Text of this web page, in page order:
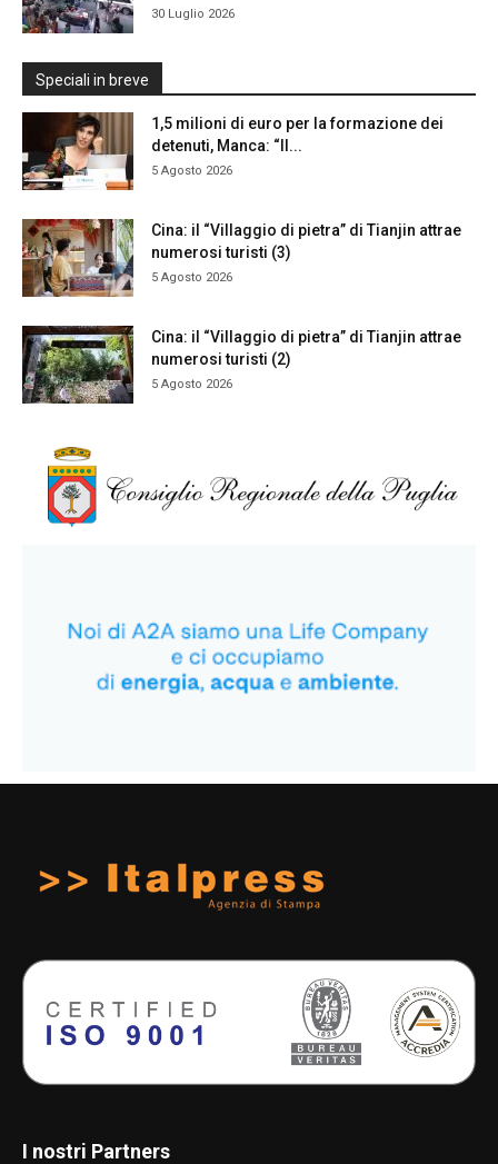
30 Luglio 2026
Speciali in breve
1,5 milioni di euro per la formazione dei
detenuti, Manca: “Il...
5 Agosto 2026
Cina: il “Villaggio di pietra” di Tianjin attrae
numerosi turisti (3)
5 Agosto 2026
Cina: il “Villaggio di pietra” di Tianjin attrae
numerosi turisti (2)
5 Agosto 2026
I nostri Partners